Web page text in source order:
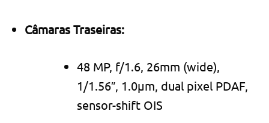
Câmaras Traseiras:
48 MP, f/1.6, 26mm (wide),
1/1.56″, 1.0µm, dual pixel PDAF,
sensor-shift OIS